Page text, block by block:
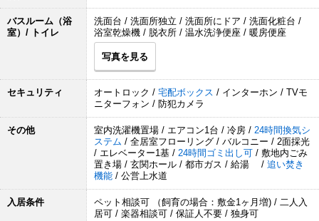
バスルーム（浴
室）/ トイレ
洗面台 / 洗面所独立 / 洗面所にドア / 洗面化粧台 /
浴室乾燥機 / 脱衣所 / 温水洗浄便座 / 暖房便座
写真を見る
セキュリティ オートロック / 宅配ボックス / インターホン / TVモ
ニターフォン / 防犯カメラ
その他 室内洗濯機置場 / エアコン1台 / 冷房 / 24時間換気シ
ステム / 全居室フローリング / バルコニー / 2面採光
/ エレベーター1基 / 24時間ゴミ出し可 / 敷地内ごみ
置き場 / 玄関ホール / 都市ガス / 給湯 / 追い焚き
機能 / 公営上水道
入居条件
ペット相談可 （飼育の場合：敷金1ヶ月増) / 二人入
居可 / 楽器相談可 / 保証人不要 / 独身可